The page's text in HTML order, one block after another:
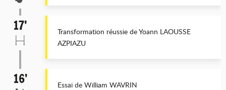
17’
Transformation réussie de Yoann LAOUSSE
AZPIAZU
16’ Essai de William WAVRIN